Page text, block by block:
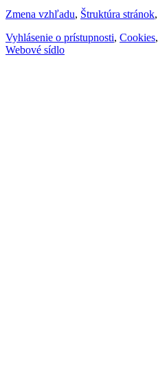
Zmena vzhľadu, Štruktúra stránok,
Vyhlásenie o prístupnosti, Cookies,
Webové sídlo